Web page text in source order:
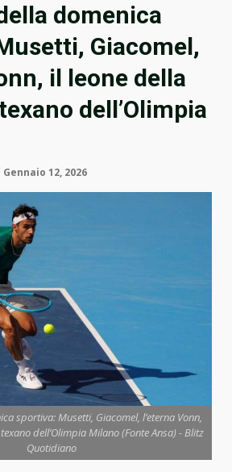
domenica
Giacomel,
il leone della
dell’Olimpia
Gennaio 12, 2026
sportiva: Musetti, Giacomel, l’eterna Vonn,
dell’Olimpia Milano (Fonte Ansa) - Blitz
Quotidiano